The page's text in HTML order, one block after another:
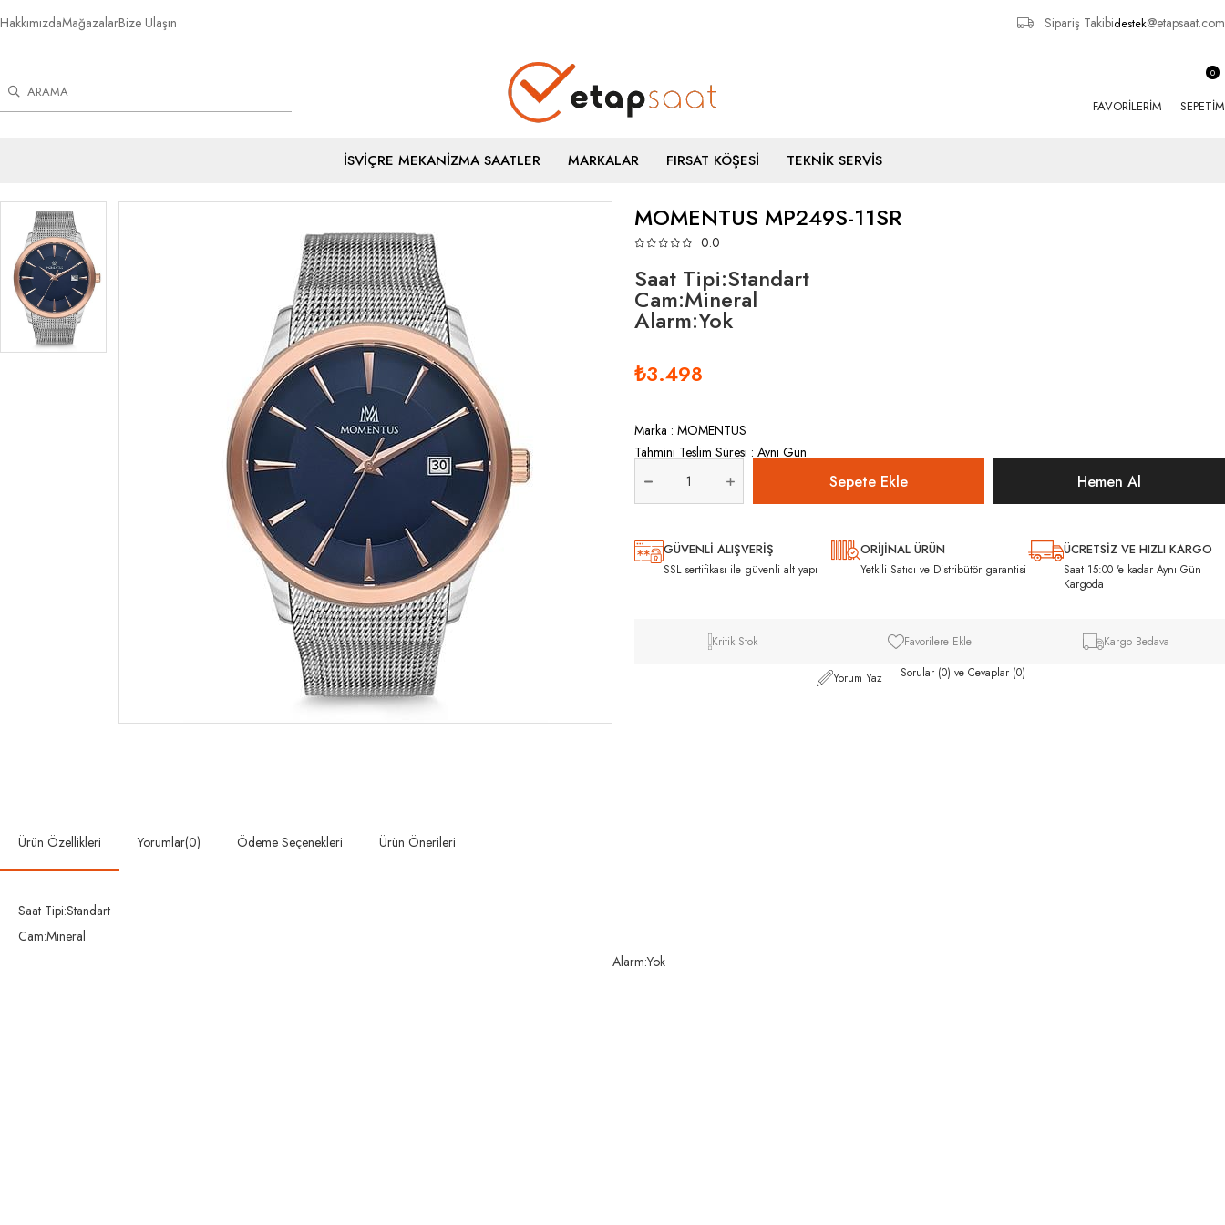
HakkımızdaMağazalarBize Ulaşın Sipariş Takibidestek@etapsaat.com
SEPETIM
0
FAVORILERIM
İSVİÇRE MEKANİZMA SAATLER MARKALAR FIRSAT KÖŞESİ TEKNİK SERVİS
MOMENTUS MP249S-11SR
0.0
Saat Tipi:Standart
Cam:Mineral
Alarm:Yok
₺3.498
Marka : MOMENTUS
Tahmini Teslim Süresi : Aynı Gün
GÜVENLİ ALIŞVERİŞ
SSL sertifikası ile güvenli alt yapı
ORİJİNAL ÜRÜN
Yetkili Satıcı ve Distribütör garantisi
ÜCRETSİZ VE HIZLI KARGO
Saat 15:00 'e kadar Aynı Gün
Kargoda
Kritik Stok Favorilere Ekle Kargo Bedava
Yorum Yaz Sorular (0) ve Cevaplar (0)
Ürün Özellikleri Yorumlar(0) Ödeme Seçenekleri Ürün Önerileri
Saat Tipi:Standart
Cam:Mineral
Alarm:Yok